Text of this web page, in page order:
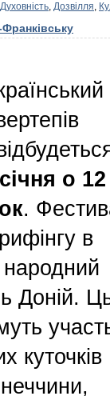
Духовність, Дозвілля,
о 12
.
в
Доній.
куточків